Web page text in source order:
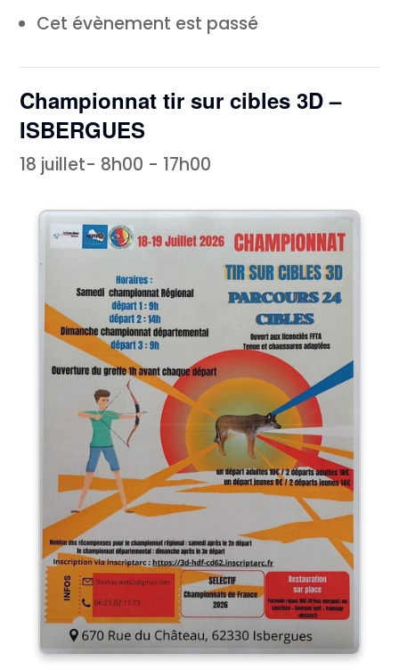
Cet évènement est passé
Championnat tir sur cibles 3D –
ISBERGUES
18 juillet- 8h00 - 17h00